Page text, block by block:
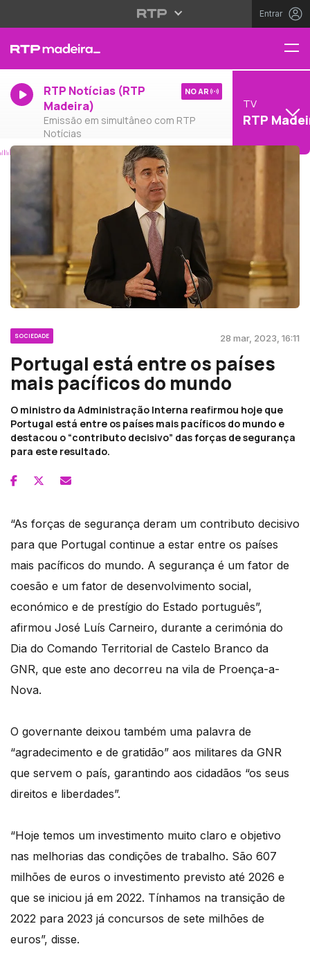
Entrar
RTP Notícias (RTP
Madeira)
Emissão em simultâneo com RTP
Notícias
NO AR
TV
RTP
SOCIEDADE 28 mar, 2023, 16:11
Portugal está entre os países
mais pacíficos do mundo
O ministro da Administração Interna reafirmou hoje que
Portugal está entre os países mais pacíficos do mundo e
destacou o “contributo decisivo” das forças de segurança
para este resultado.
“As forças de segurança deram um contributo decisivo
para que Portugal continue a estar entre os países
mais pacíficos do mundo. A segurança é um fator de
coesão e um fator de desenvolvimento social,
económico e de prestígio do Estado português”,
afirmou José Luís Carneiro, durante a cerimónia do
Dia do Comando Territorial de Castelo Branco da
GNR, que este ano decorreu na vila de Proença-a-
Nova.
O governante deixou também uma palavra de
“agradecimento e de gratidão” aos militares da GNR
que servem o país, garantindo aos cidadãos “os seus
direitos e liberdades”.
“Hoje temos um investimento muito claro e objetivo
nas melhorias das condições de trabalho. São 607
milhões de euros o investimento previsto até 2026 e
que se iniciou já em 2022. Tínhamos na transição de
2022 para 2023 já concursos de sete milhões de
euros”, disse.